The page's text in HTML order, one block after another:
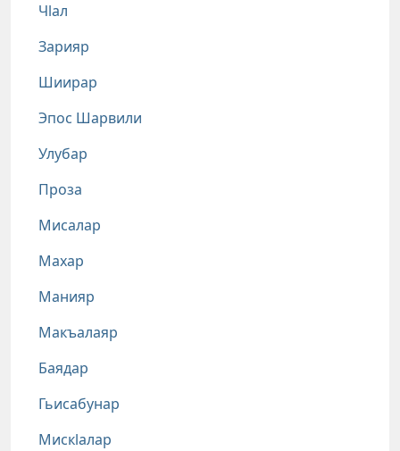
Чlал
Зарияр
Шиирар
Эпос Шарвили
Улубар
Проза
Мисалар
Махар
Манияр
Макъалаяр
Баядар
Гьисабунар
Мискlалар